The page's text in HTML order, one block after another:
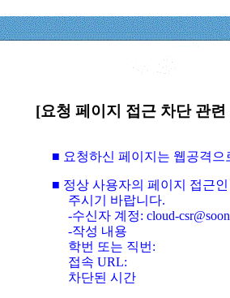
[요청 페이지 접근 차단 관
■ 요청하신 페이지는 웹공격
■ 정상 사용자의 페이지 접근
주시기 바랍니다.
-수신자 계정: cloud-
-작성 내용
학번 또는 직번:
접속 URL:
차단된 시간